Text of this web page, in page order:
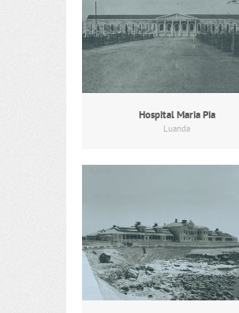
Hospital Maria Pia
Luanda